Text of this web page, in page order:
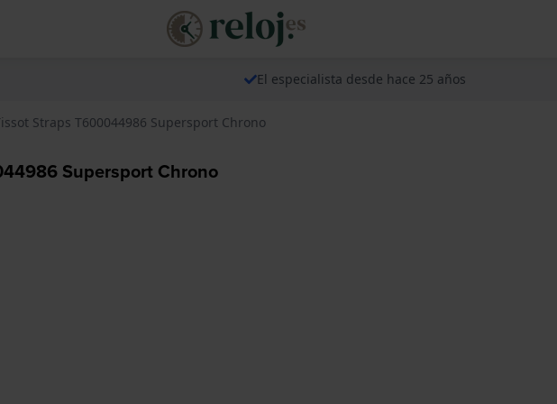
El especialista desde hace 25 años
Straps T600044986 Supersport Chrono
Supersport Chrono